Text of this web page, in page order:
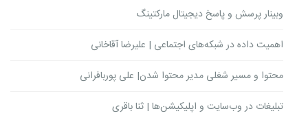
وبینار پرسش و پاسخ دیجیتال مارکتینگ
اهمیت داده در شبکه‌های اجتماعی | علیرضا آقاخانی
محتوا و مسیر شغلی مدیر محتوا شدن| علی پوربافرانی
تبلیغات در وب‌سایت و اپلیکیشن‌ها | ثنا باقری